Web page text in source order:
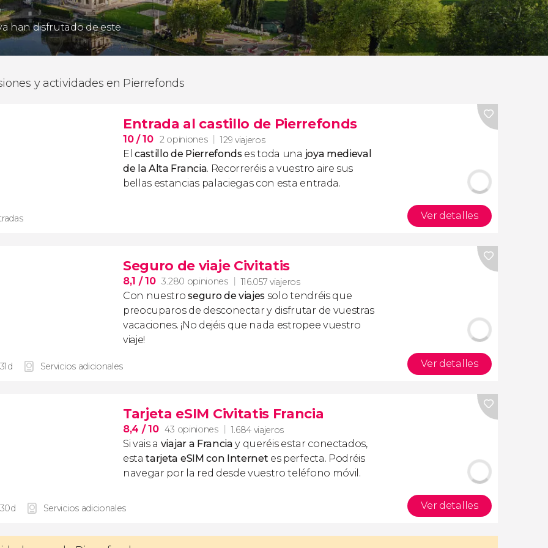
han disfrutado de este
y actividades en Pierrefonds
Entrada al castillo de Pierrefonds
10/ 10 2 opiniones 129 viajeros
Elcastillo de Pierrefondses toda una joya medieval
de la Alta Francia. Recorreréis a vuestro aire sus
bellas estancias palaciegas con esta entrada.
Ver detalles
Seguro de viaje Civitatis
8,1 / 10 3.280 opiniones 116.057 viajeros
Con nuestroseguro de viajes solo tendréis que
preocuparos de desconectar y disfrutar de vuestras
vacaciones. ¡No dejéis que nada estropee vuestro
viaje!
Servicios adicionales Ver detalles
Tarjeta eSIM Civitatis Francia
8,4 / 10 43 opiniones 1.684 viajeros
Si vais a viajar a Franciay queréis estar conectados,
estatarjeta eSIM con Internet es perfecta. Podréis
navegar por la red desde vuestro teléfono móvil.
Servicios adicionales Ver detalles